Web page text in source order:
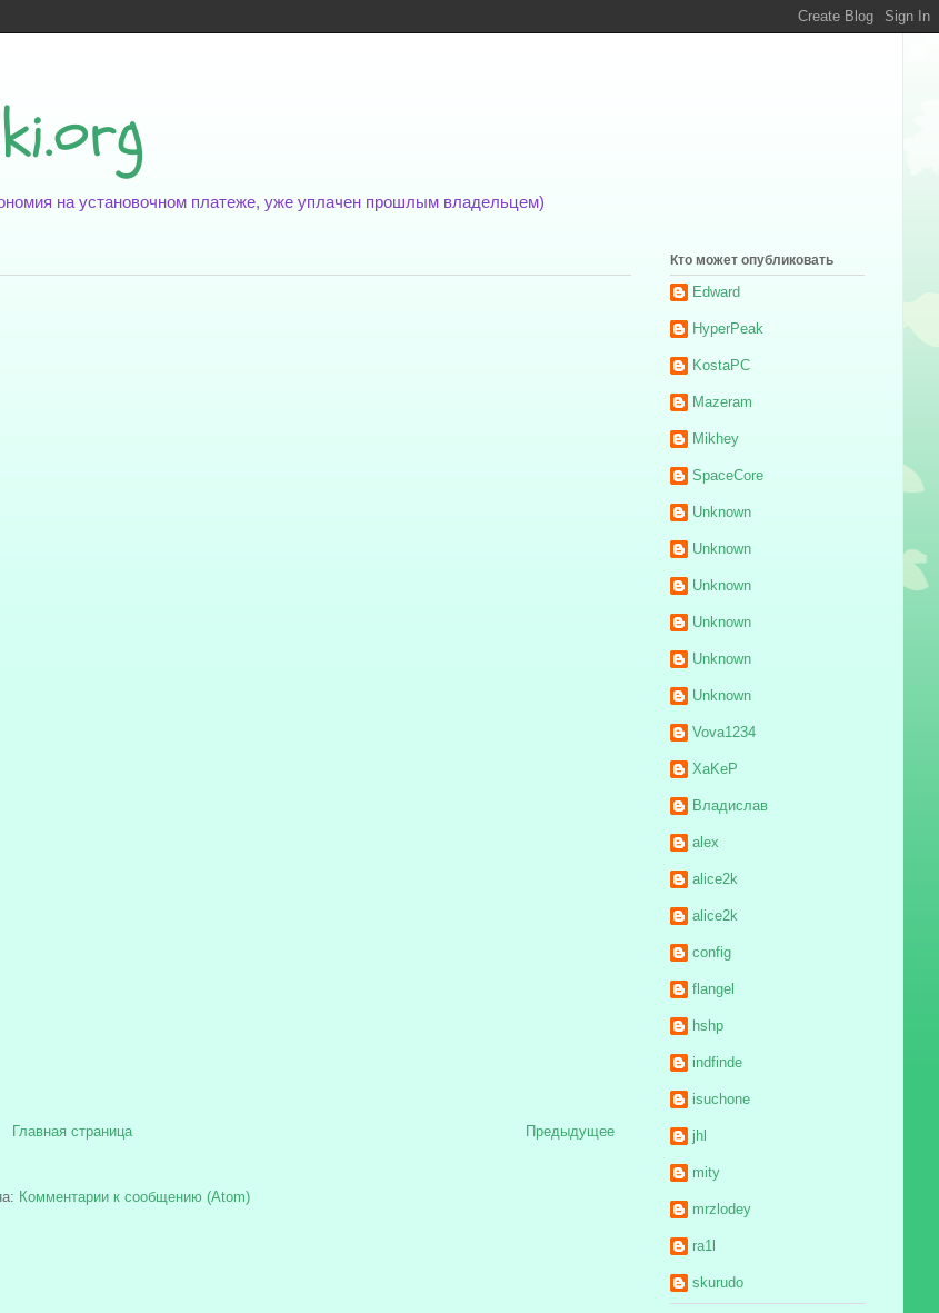
на установочном платеже, уже уплачен прошлым владельцем)
Предыдущее
Главная страница
Комментарии к сообщению (Atom)
Кто может опубликовать
Edward
HyperPeak
KostaPC
Mazeram
Mikhey
SpaceCore
Unknown
Unknown
Unknown
Unknown
Unknown
Unknown
Vova1234
XaKeP
Владислав
alex
alice2k
alice2k
config
flangel
hshp
indfinde
isuchone
jhl
mity
mrzlodey
ra1l
skurudo